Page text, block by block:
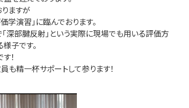
ますが
演習」に臨んでおります。
深部腱反射」という実際に現場でも用いる評価方
子です。
！
も精一杯サポートして参ります！